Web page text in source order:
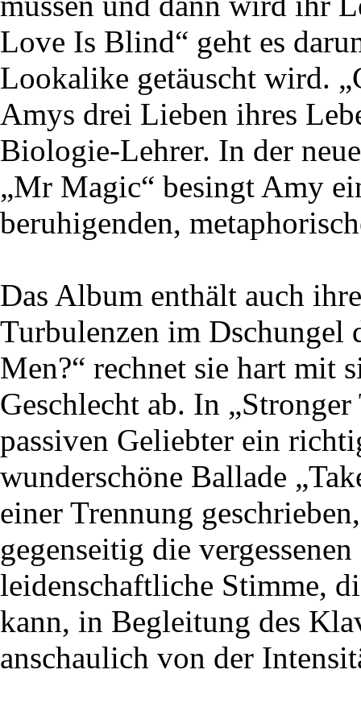
Love Is Blind“ geht es
Lookalike getäuscht wird.
Amys drei Lieben ihres
Biologie-Lehrer. In der
„Mr Magic“ besingt Amy
beruhigenden,
Das Album enthält auch
Turbulenzen im
Men?“ rechnet sie hart mit
Geschlecht ab. In
passiven Geliebter ein
wunderschöne Ballade
einer Trennung
gegenseitig die
leidenschaftliche Stimme,
kann, in Begleitung des
anschaulich von der